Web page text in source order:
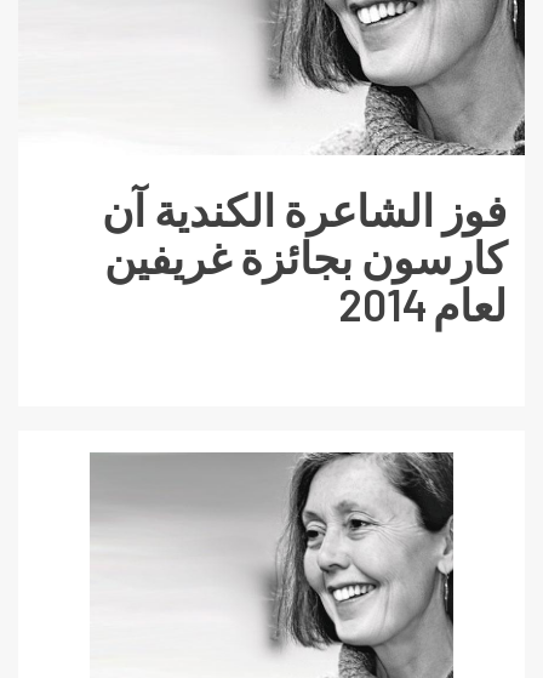
فوز الشاعرة الكندية آن
كارسون بجائزة غريفين
لعام 2014